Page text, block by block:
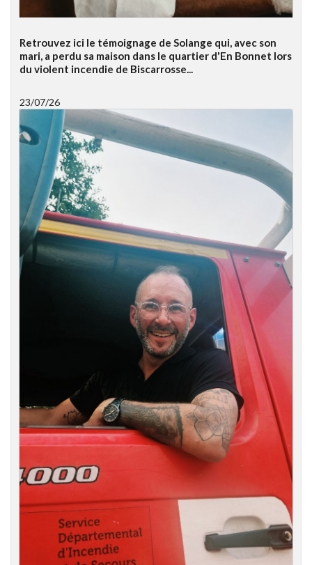
Retrouvez ici le témoignage de Solange qui, avec son
mari, a perdu sa maison dans le quartier d'En Bonnet lors
du violent incendie de Biscarrosse...
23/07/26